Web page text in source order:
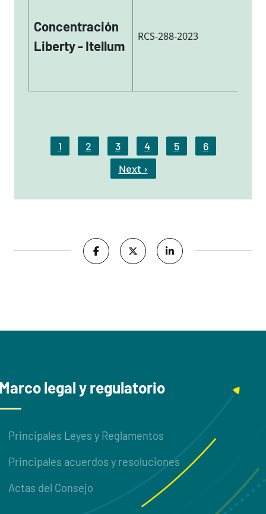
Concentración
Liberty - Itellum
RCS-288-2023
Pagination
1 2 3 4 5
6
Next ›Next Page
legal y regulatorio
Principales Leyes y Reglamentos
Principales acuerdos y resoluciones
Actas del Consejo